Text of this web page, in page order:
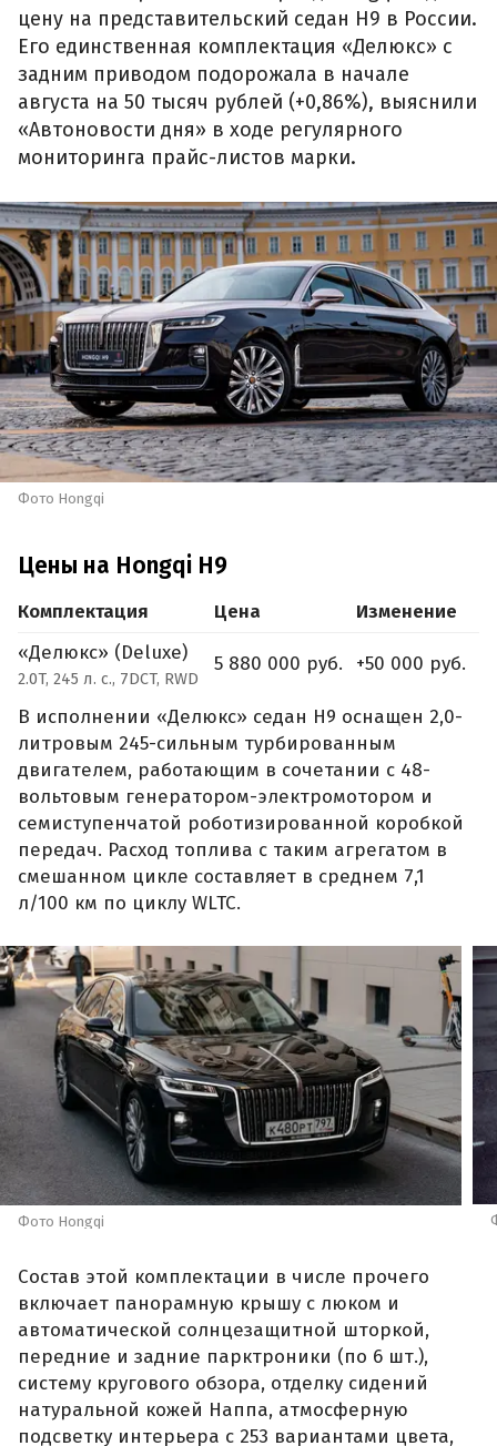
цену на представительский седан H9 в России.
Его единственная комплектация «Делюкс» с
задним приводом подорожала в начале
августа на 50 тысяч рублей (+0,86%), выяснили
«Автоновости дня» в ходе регулярного
мониторинга прайс-листов марки.
Фото Hongqi
Цены на Hongqi H9
Комплектация Цена
Изменение
«Делюкс» (Deluxe)
2.0T, 245 л. с., 7DCT, RWD
5 880 000 руб. +50 000 руб.
В исполнении «Делюкс» седан H9 оснащен 2,0-
литровым 245-сильным турбированным
двигателем, работающим в сочетании с 48-
вольтовым генератором-электромотором и
семиступенчатой роботизированной коробкой
передач. Расход топлива с таким агрегатом в
смешанном цикле составляет в среднем 7,1
л/100 км по циклу WLTC.
Фото Hongqi
Состав этой комплектации в числе прочего
включает панорамную крышу с люком и
автоматической солнцезащитной шторкой,
передние и задние парктроники (по 6 шт.),
систему кругового обзора, отделку сидений
натуральной кожей Наппа, атмосферную
подсветку интерьера с 253 вариантами цвета,